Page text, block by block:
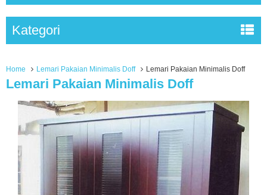
Kategori
Home Lemari Pakaian Minimalis Doff Lemari Pakaian Minimalis Doff
Lemari Pakaian Minimalis Doff